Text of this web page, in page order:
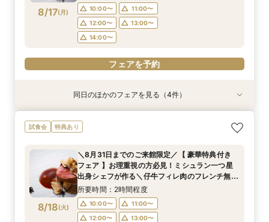
19:00〜
フェアを予約
14:00〜
フェアを予約
19:00〜
フェアを予約
フェアを予約
8/17(月) 10:00〜
11:00〜
12:00〜
13:00〜
14:00〜
フェアを予約
特典あり
8/17(月)
＼8月31日までのご来館限定／【 豪華特典付き
フェア 】お理重視の方必見！ミシュラン一つ星
試食／ 不安解消* お2人安心相談会も◎
所要時間：2時間程度
15:00〜
16:00〜
17:00〜
18:00〜
19:00〜
特典あり
8/17(月)
【限定BIGフェア】お料理重視の方必見！ ミシュ
ラン一つ星出身シェフが作る 仔牛フィレ肉のフ
談会も
所要時間：2時間程度
10:00〜
11:00〜
12:00〜
13:00〜
14:00〜
特典あり
8/17(月)
【限定BIGフェア】お料理重視の方必見！ ミシュ
ラン一つ星出身シェフが作る 仔牛フィレ肉のフ
談会も
所要時間：2時間程度
15:00〜
16:00〜
17:00〜
18:00〜
19:00〜
特典あり
8/17(月)
【お仕事帰りのお二人へ♪】美食フレンチも食べ
れる、90分クイック相談会！
18:00〜
19:00〜
20:00〜
フェアを予約
同日のほかのフェアを見る（4件）
試食会 特典あり
8/18(火)
＼8月31日までのご来館限定／【 豪華特典付き
フェア 】お理重視の方必見！ミシュラン一つ星
出身シェフが作る＼仔牛フィレ肉のフレンチ無料
試食／ 不安解消* お2人安心相談会も◎
所要時間：2時間程度
10:00〜
11:00〜
12:00〜
13:00〜